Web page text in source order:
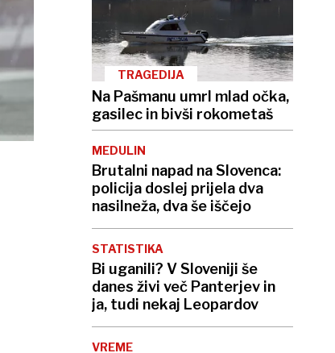
TRAGEDIJA
Na Pašmanu umrl mlad očka,
gasilec in bivši rokometaš
MEDULIN
Brutalni napad na Slovenca:
policija doslej prijela dva
nasilneža, dva še iščejo
STATISTIKA
Bi uganili? V Sloveniji še
danes živi več Panterjev in
ja, tudi nekaj Leopardov
VREME